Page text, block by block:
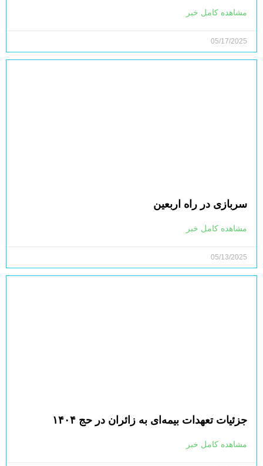
مشاهده کامل خبر
05/17/2025
سربازی در راه اربعین
مشاهده کامل خبر
05/13/2025
جزئیات تعهدات بیمه‌ای به زائران در حج ۱۴۰۴
مشاهده کامل خبر